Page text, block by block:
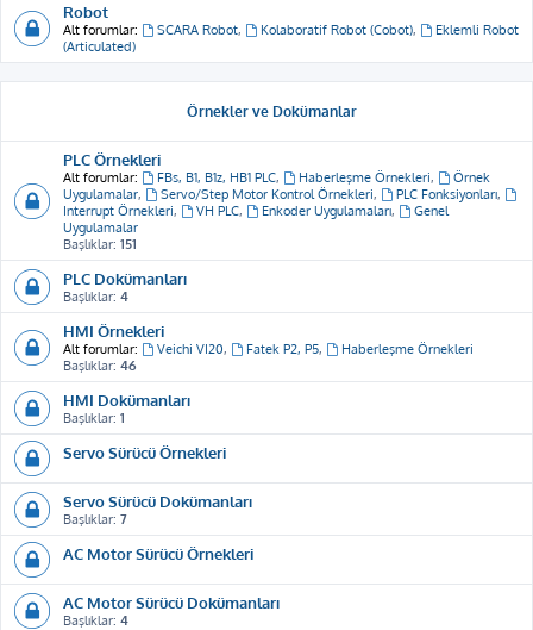
Robot
Alt forumlar: SCARA Robot, Kolaboratif Robot (Cobot),
Eklemli Robot
(Articulated)
Örnekler ve Dokümanlar
PLC Örnekleri
Alt forumlar: FBs, B1, B1z, HB1 PLC, Haberleşme Örnekleri,
Örnek
Uygulamalar, Servo/Step Motor Kontrol Örnekleri, PLC Fonksiyonları,
Interrupt Örnekleri, VH PLC, Enkoder Uygulamaları,
Genel
Uygulamalar
Başlıklar: 151
PLC Dokümanları
Başlıklar: 4
HMI Örnekleri
Alt forumlar: Veichi VI20, Fatek P2, P5,
Haberleşme Örnekleri
Başlıklar: 46
HMI Dokümanları
Başlıklar: 1
Servo Sürücü Örnekleri
Servo Sürücü Dokümanları
Başlıklar: 7
AC Motor Sürücü Örnekleri
AC Motor Sürücü Dokümanları
Başlıklar: 4